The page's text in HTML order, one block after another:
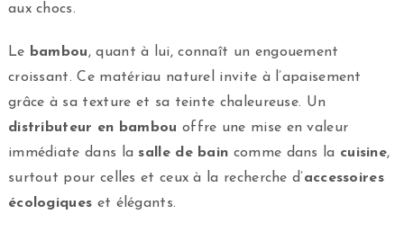
aux chocs.
Le bambou, quant à lui, connaît un engouement
croissant. Ce matériau naturel invite à l’apaisement
grâce à sa texture et sa teinte chaleureuse. Un
distributeur en bambou offre une mise en valeur
immédiate dans la salle de bain comme dans la cuisine,
surtout pour celles et ceux à la recherche d’accessoires
écologiques et élégants.